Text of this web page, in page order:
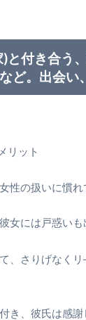
と付き合う
ど。出会い
リット
性の扱いに慣れ
女には戸惑い
、さりげなく
き、彼氏は感